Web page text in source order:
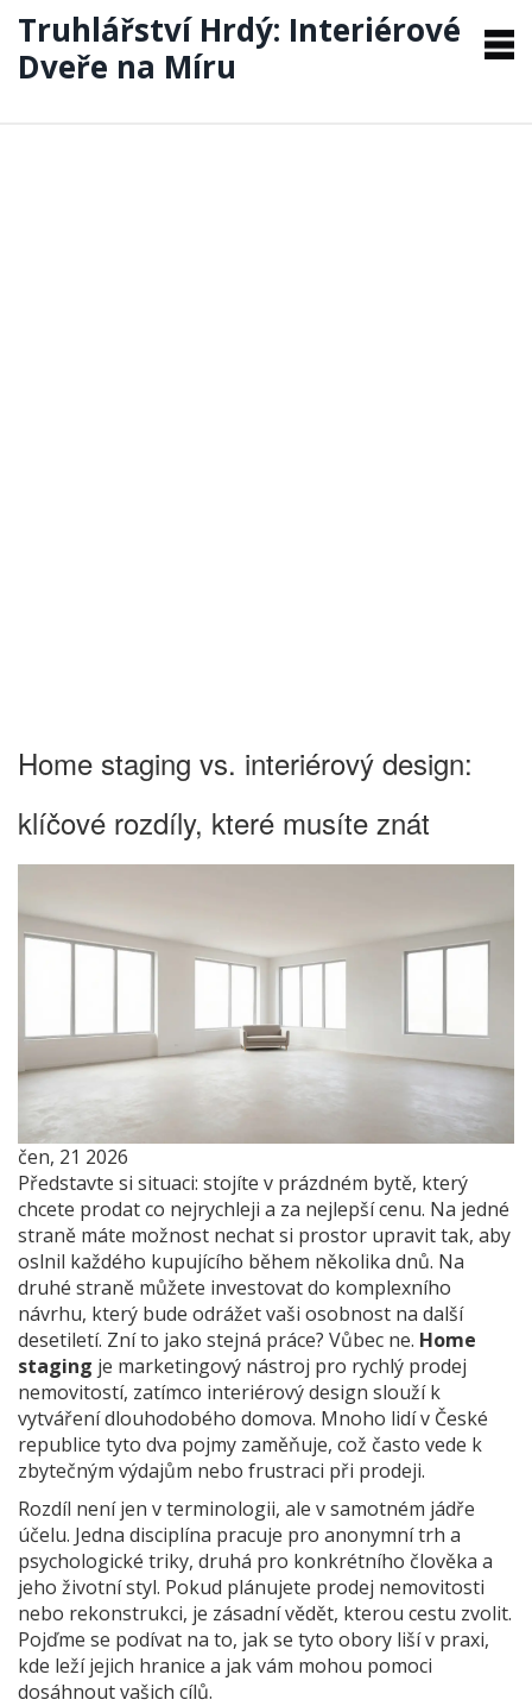
Truhlářství Hrdý: Interiérové
Dveře na Míru
Home staging vs. interiérový design:
klíčové rozdíly, které musíte znát
čen, 21 2026
Představte si situaci: stojíte v prázdném bytě, který
chcete prodat co nejrychleji a za nejlepší cenu. Na jedné
straně máte možnost nechat si prostor upravit tak, aby
oslnil každého kupujícího během několika dnů. Na
druhé straně můžete investovat do komplexního
návrhu, který bude odrážet vaši osobnost na další
desetiletí. Zní to jako stejná práce? Vůbec ne. Home
staging je marketingový nástroj pro rychlý prodej
nemovitostí, zatímco interiérový design slouží k
vytváření dlouhodobého domova. Mnoho lidí v České
republice tyto dva pojmy zaměňuje, což často vede k
zbytečným výdajům nebo frustraci při prodeji.
Rozdíl není jen v terminologii, ale v samotném jádře
účelu. Jedna disciplína pracuje pro anonymní trh a
psychologické triky, druhá pro konkrétního člověka a
jeho životní styl. Pokud plánujete prodej nemovitosti
nebo rekonstrukci, je zásadní vědět, kterou cestu zvolit.
Pojďme se podívat na to, jak se tyto obory liší v praxi,
kde leží jejich hranice a jak vám mohou pomoci
dosáhnout vašich cílů.